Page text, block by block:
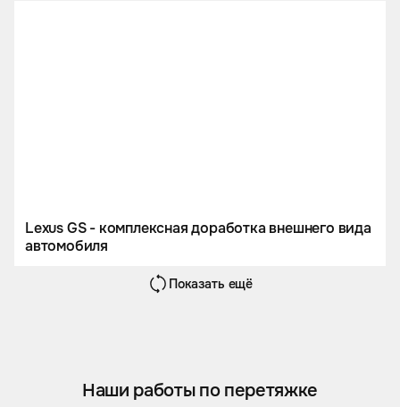
Lexus GS - комплексная доработка внешнего вида
автомобиля
Показать ещё
Наши работы по перетяжке